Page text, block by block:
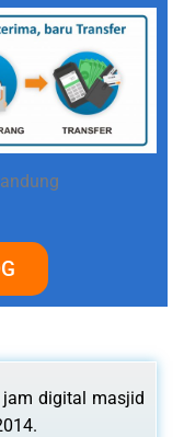
jam digital masjid